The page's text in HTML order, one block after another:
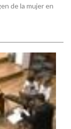
de la mujer en